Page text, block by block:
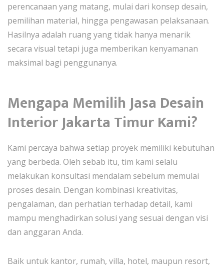
perencanaan yang matang, mulai dari konsep desain,
pemilihan material, hingga pengawasan pelaksanaan.
Hasilnya adalah ruang yang tidak hanya menarik
secara visual tetapi juga memberikan kenyamanan
maksimal bagi penggunanya.
Mengapa Memilih Jasa Desain
Interior Jakarta Timur Kami?
Kami percaya bahwa setiap proyek memiliki kebutuhan
yang berbeda. Oleh sebab itu, tim kami selalu
melakukan konsultasi mendalam sebelum memulai
proses desain. Dengan kombinasi kreativitas,
pengalaman, dan perhatian terhadap detail, kami
mampu menghadirkan solusi yang sesuai dengan visi
dan anggaran Anda.
Baik untuk kantor, rumah, villa, hotel, maupun resort,